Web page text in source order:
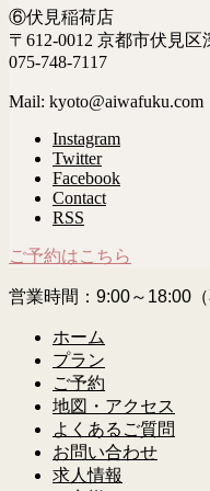
⑥伏見稲荷店
〒612-0012 京都市伏見
075-748-7117
Mail: kyoto@aiwafuku.com
Instagram
Twitter
Facebook
Contact
RSS
ご予約はこちら
営業時間：9:00～18:00（
ホーム
プラン
ご予約
地図・アクセス
よくあるご質問
お問い合わせ
求人情報